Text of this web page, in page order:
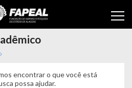
encontrar o que você está
possa ajudar.